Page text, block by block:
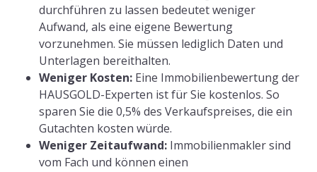
durchführen zu lassen bedeutet weniger
Aufwand, als eine eigene Bewertung
vorzunehmen. Sie müssen lediglich Daten und
Unterlagen bereithalten.
Weniger Kosten: Eine Immobilienbewertung der
HAUSGOLD-Experten ist für Sie kostenlos. So
sparen Sie die 0,5% des Verkaufspreises, die ein
Gutachten kosten würde.
Weniger Zeitaufwand: Immobilienmakler sind
vom Fach und können einen